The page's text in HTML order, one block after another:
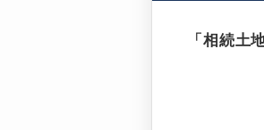
「相続土